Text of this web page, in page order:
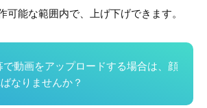
可能な範囲内で、上げ下げできます。
動画をアップロードする場合は、顔
なりませんか？